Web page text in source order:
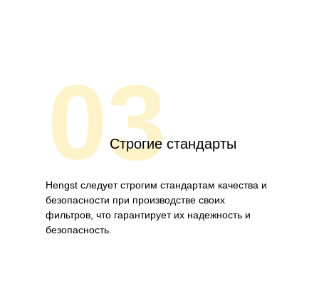
03Строгие стандарты
Hengst следует строгим стандартам качества и
безопасности при производстве своих
фильтров, что гарантирует их надежность и
безопасность.